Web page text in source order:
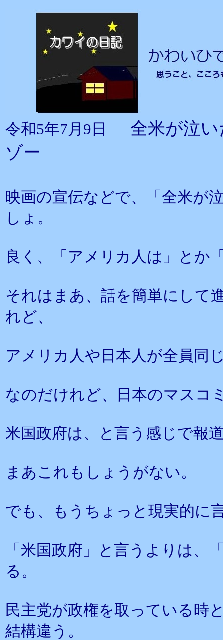
令和5年7月9日
全米が泣
ゾー
映画の宣伝などで、「全米
しょ。
良く、「アメリカ人は」とか
それはまあ、話を簡単にして
れど、
アメリカ人や日本人が全員同
なのだけれど、日本のマスコ
米国政府は、と言う感じで報
まあこれもしょうがない。
でも、もうちょっと現実的に
「米国政府」と言うよりは、
る。
民主党が政権を取っている時
結構違う。